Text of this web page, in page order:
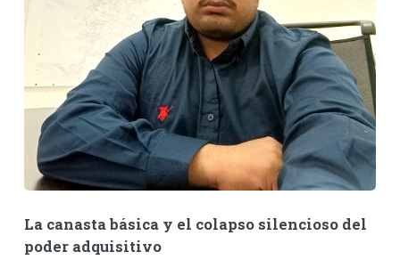
La canasta básica y el colapso silencioso del
poder adquisitivo